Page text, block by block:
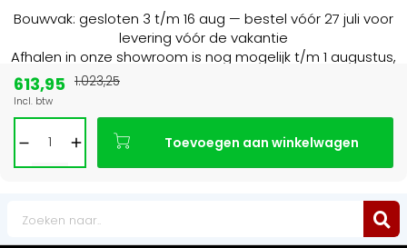
Bouwvak: gesloten 3 t/m 16 aug — bestel vóór 27 juli voor
levering vóór de vakantie
Afhalen in onze showroom is nog mogelijk t/m 1 augustus,
613,95
Incl. btw
1.023,25
Toevoegen aan winkelwagen